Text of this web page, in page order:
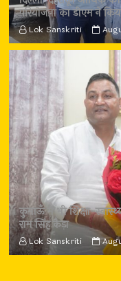
परियोजना का डीएम ने
Lok Sanskriti
कुमाऊँ में भी शिक्षा-
राम सिंह कैड़ा
Lok Sanskriti